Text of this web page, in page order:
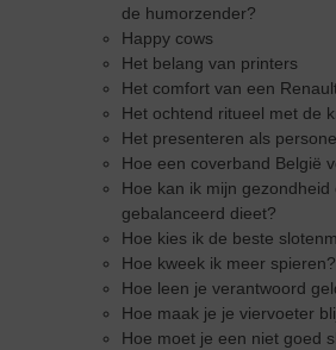
de humorzender?
Happy cows
Het belang van printers
Het comfort van een
Het ochtend ritueel met de
Het presenteren als
Hoe een coverband België
Hoe kan ik mijn
gebalanceerd dieet?
Hoe kies ik de beste
Hoe kweek ik meer spieren?
Hoe leen je verantwoord
Hoe maak je je viervoeter
Hoe moet je een niet goed